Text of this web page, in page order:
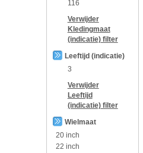
116
Verwijder
Kledingmaat
(indicatie)filter
Leeftijd (indicatie)
3
Verwijder
Leeftijd
(indicatie)filter
Wielmaat
20 inch
22 inch